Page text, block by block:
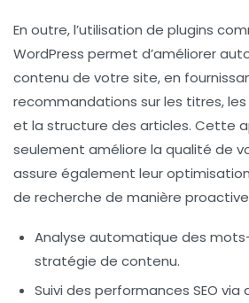
En outre, l’utilisation de plugins
WordPress permet d’améliorer
contenu de votre site, en
recommandations sur les titres,
et la structure des articles. Cette
seulement améliore la qualité de
assure également leur
de recherche de manière
Analyse automatique des
stratégie de contenu.
Suivi des performances SEO